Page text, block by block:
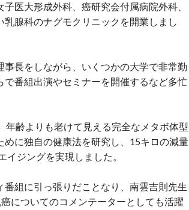
医大形成外科、癌研究会付属病院外科、
腺科のナグモクリニックを開業しまし
長をしながら、いくつかの大学で非常勤
番組出演やセミナーを開催するなど多忙
齢よりも老けて見える完全なメタボ体型
に独自の健康法を研究し、15キロの減量
ジングを実現しました。
組に引っ張りだことなり、南雲吉則先生
についてのコメンテーターとしても活躍